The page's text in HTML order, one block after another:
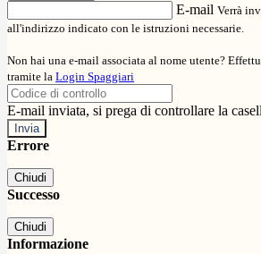
E-mail Verrà
all'indirizzo indicato con le istruzioni necessarie.
Non hai una e-mail associata al nome utente?
tramite la Login Spaggiari
E-mail inviata, si prega di controllare la
Errore
Chiudi
Successo
Chiudi
Informazione